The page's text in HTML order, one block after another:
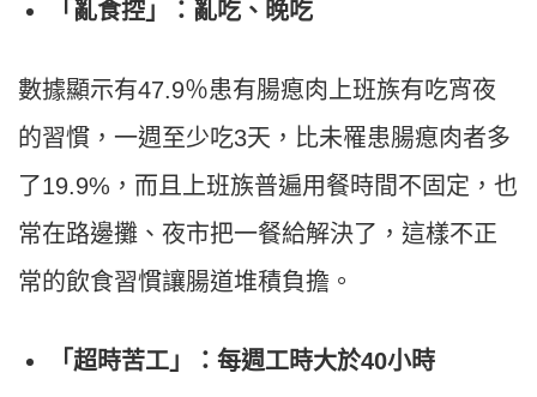
「亂食控」：亂吃、晚吃
數據顯示有47.9％患有腸瘜肉上班族有吃宵夜
的習慣，一週至少吃3天，比未罹患腸瘜肉者多
了19.9%，而且上班族普遍用餐時間不固定，也
常在路邊攤、夜市把一餐給解決了，這樣不正
常的飲食習慣讓腸道堆積負擔。
「超時苦工」：每週工時大於40小時